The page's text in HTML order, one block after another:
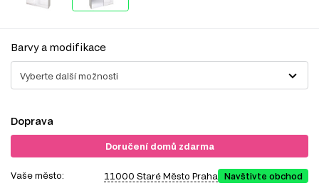
Barvy a modifikace
Vyberte další možnosti
Doprava
Doručení domů zdarma
Vaše město: 11000 Staré Město Praha Navštivte obchod